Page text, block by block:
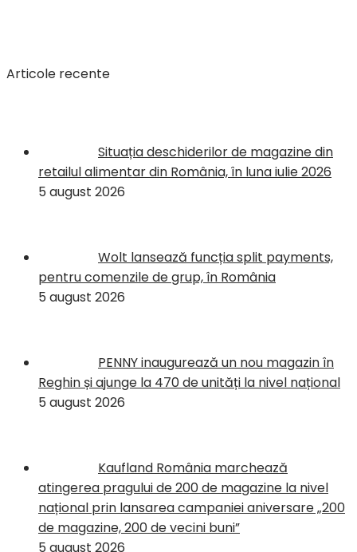
Articole recente
Situația deschiderilor de magazine din
retailul alimentar din România, în luna iulie 2026
5 august 2026
Wolt lansează funcția split payments,
pentru comenzile de grup, în România
5 august 2026
PENNY inaugurează un nou magazin în
Reghin și ajunge la 470 de unități la nivel național
5 august 2026
Kaufland România marchează
atingerea pragului de 200 de magazine la nivel
național prin lansarea campaniei aniversare „200
de magazine, 200 de vecini buni”
5 august 2026